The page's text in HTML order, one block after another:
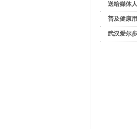
送给媒体
普及健康
武汉爱尔